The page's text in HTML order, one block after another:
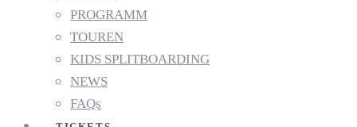
PROGRAMM
TOUREN
KIDS SPLITBOARDING
NEWS
FAQs